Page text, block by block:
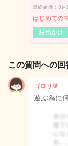
最終更新：3月
はじめての
お出かけ
この質問への回
ゴロリ🔰
遊ぶ為に